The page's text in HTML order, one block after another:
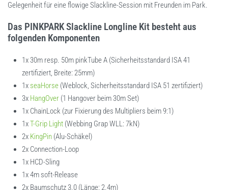
Gelegenheit für eine flowige Slackline-Session mit Freunden im Park.
Das PINKPARK Slackline Longline Kit besteht aus
folgenden Komponenten
1x 30m resp. 50m pinkTube A (Sicherheitsstandard ISA 41
zertifiziert, Breite: 25mm)
1x seaHorse (Weblock, Sicherheitsstandard ISA 51 zertifiziert)
3x HangOver (1 Hangover beim 30m Set)
1x ChainLock (zur Fixierung des Multipliers beim 9:1)
1xT-Grip Light (Webbing Grap WLL: 7kN)
2x KingPin (Alu-Schäkel)
2x Connection-Loop
1x HCD-Sling
1x 4m soft-Release
2x Baumschutz 3.0 (Länge: 2.4m)